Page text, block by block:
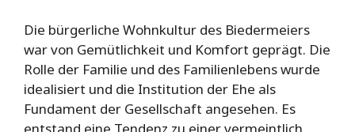
Die bürgerliche Wohnkultur des Biedermeiers
war von Gemütlichkeit und Komfort geprägt. Die
Rolle der Familie und des Familienlebens wurde
idealisiert und die Institution der Ehe als
Fundament der Gesellschaft angesehen. Es